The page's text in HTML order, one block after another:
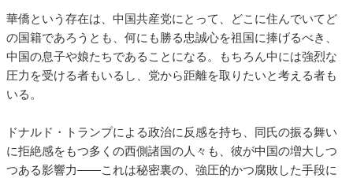
華僑という存在は、中国共産党にとって、どこに住んでいてど
の国籍であろうとも、何にも勝る忠誠心を祖国に捧げるべき、
中国の息子や娘たちであることになる。もちろん中には強烈な
圧力を受ける者もいるし、党から距離を取りたいと考える者も
いる。
ドナルド・トランプによる政治に反感を持ち、同氏の振る舞い
に拒絶感をもつ多くの西側諸国の人々も、彼が中国の増大しつ
つある影響力――これは秘密裏の、強圧的かつ腐敗した手段に